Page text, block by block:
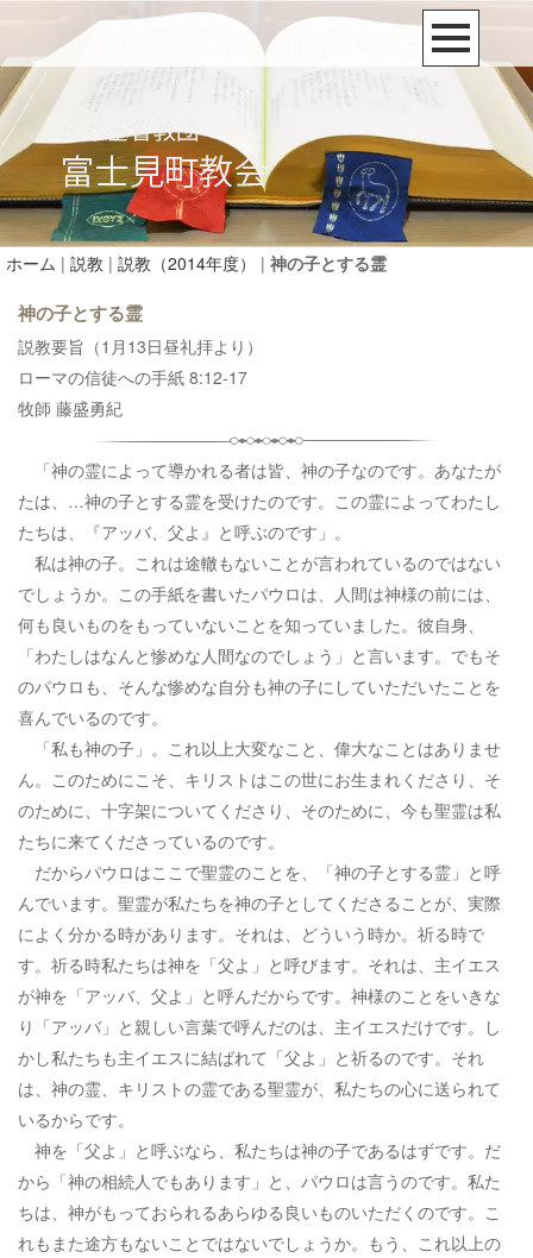
ホーム | 説教 | 説教（2014年度） | 神の子とする霊
神の子とする霊
説教要旨（1月13日昼礼拝より）
ローマの信徒への手紙 8:12-17
牧師 藤盛勇紀
「神の霊によって導かれる者は皆、神の子なのです。あなたが
たは、…神の子とする霊を受けたのです。この霊によってわたし
たちは、『アッバ、父よ』と呼ぶのです」。
私は神の子。これは途轍もないことが言われているのではない
でしょうか。この手紙を書いたパウロは、人間は神様の前には、
何も良いものをもっていないことを知っていました。彼自身、
「わたしはなんと惨めな人間なのでしょう」と言います。でもそ
のパウロも、そんな惨めな自分も神の子にしていただいたことを
喜んでいるのです。
「私も神の子」。これ以上大変なこと、偉大なことはありませ
ん。このためにこそ、キリストはこの世にお生まれくださり、そ
のために、十字架についてくださり、そのために、今も聖霊は私
たちに来てくださっているのです。
だからパウロはここで聖霊のことを、「神の子とする霊」と呼
んでいます。聖霊が私たちを神の子としてくださることが、実際
によく分かる時があります。それは、どういう時か。祈る時で
す。祈る時私たちは神を「父よ」と呼びます。それは、主イエス
が神を「アッバ、父よ」と呼んだからです。神様のことをいきな
り「アッバ」と親しい言葉で呼んだのは、主イエスだけです。し
かし私たちも主イエスに結ばれて「父よ」と祈るのです。それ
は、神の霊、キリストの霊である聖霊が、私たちの心に送られて
いるからです。
神を「父よ」と呼ぶなら、私たちは神の子であるはずです。だ
から「神の相続人でもあります」と、パウロは言うのです。私た
ちは、神がもっておられるあらゆる良いものいただくのです。こ
れもまた途方もないことではないでしょうか。もう、これ以上の